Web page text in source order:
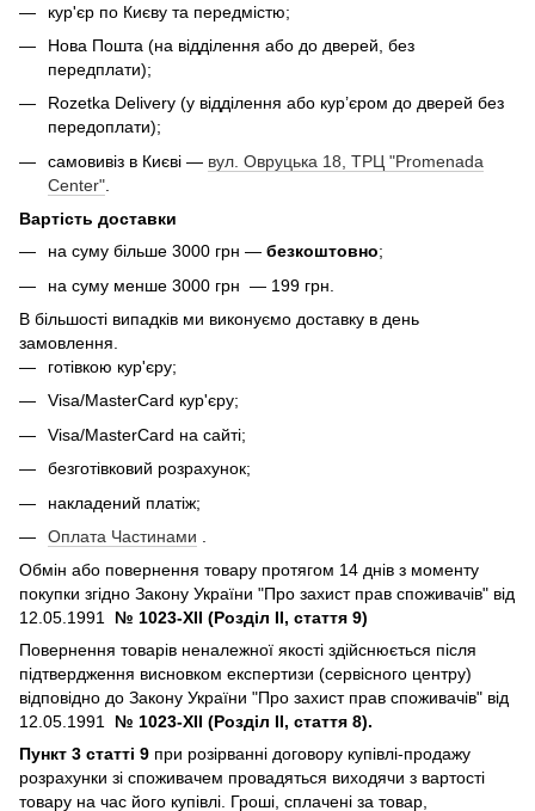
кур'єр по Києву та передмістю;
Нова Пошта (на відділення або до дверей, без
передплати);
Rozetka Delivery (у відділення або кур’єром до дверей без
передоплати);
самовивіз в Києві — вул. Овруцька 18, ТРЦ "Promenada
Center"
Вартість доставки
на суму більше 3000 грн — безкоштовно;
на суму менше 3000 грн — 199 грн.
В більшості випадків ми виконуємо доставку в день
замовлення.
готівкою кур'єру;
Visa/MasterCard кур'єру;
Visa/MasterCard на сайті;
безготівковий розрахунок;
накладений платіж;
Оплата Частинами
Обмін або повернення товару протягом 14 днів з моменту
покупки згідно Закону України "Про захист прав споживачів" від
12.05.1991 № 1023-XII (Розділ II, стаття 9)
Повернення товарів неналежної якості здійснюється після
підтвердження висновком експертизи (сервісного центру)
відповідно до Закону України "Про захист прав споживачів" від
12.05.1991 № 1023-XII (Розділ II, стаття 8).
Пункт 3 статті 9 при розірванні договору купівлі-продажу
розрахунки зі споживачем провадяться виходячи з вартості
товару на час його купівлі. Гроші, сплачені за товар,